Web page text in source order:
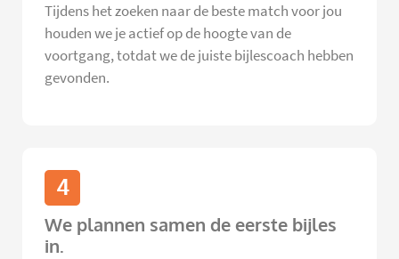
Tijdens het zoeken naar de beste match voor jou
houden we je actief op de hoogte van de
voortgang, totdat we de juiste bijlescoach hebben
gevonden.
4
We plannen samen de eerste bijles
in.